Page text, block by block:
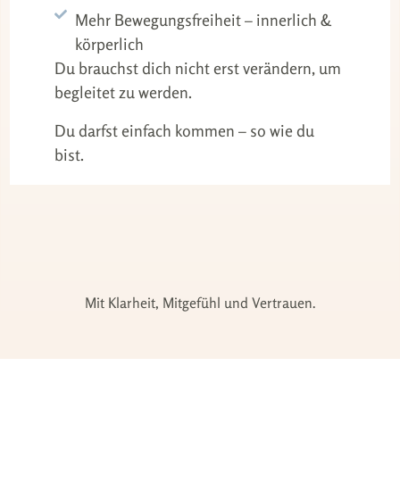
Mehr Bewegungsfreiheit – innerlich &
körperlich
Du brauchst dich nicht erst verändern, um
begleitet zu werden.
Du darfst einfach kommen – so wie du
bist.
Mit Klarheit, Mitgefühl und Vertrauen.